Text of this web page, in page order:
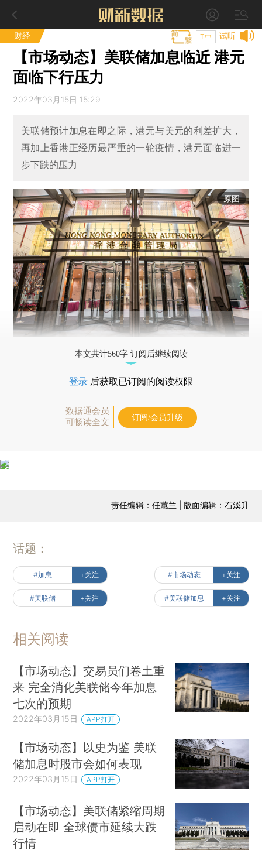
财经 试听
T中
【市场动态】美联储加息临近 港元
面临下行压力
2022年03月15日 15:29
美联储预计加息在即之际，港元与美元的利差扩大，
再加上香港正经历最严重的一轮疫情，港元面临进一
步下跌的压力
原图
本文共计560字 订阅后继续阅读
登录 后获取已订阅的阅读权限
数据通会员
可畅读全文
订阅/会员升级
责任编辑：任蕙兰 | 版面编辑：石溪升
话题：
#加息 +关注 #市场动态 +关注
#美联储 +关注 #美联储加息 +关注
相关阅读
【市场动态】交易员们卷土重
来 完全消化美联储今年加息
七次的预期
2022年03月15日 APP打开
【市场动态】以史为鉴 美联
储加息时股市会如何表现
2022年03月15日 APP打开
【市场动态】美联储紧缩周期
启动在即 全球债市延续大跌
行情